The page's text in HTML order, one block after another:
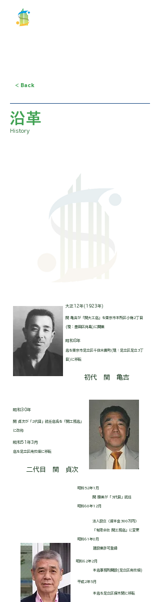
< Back
沿革
History
大正12年(1923年)
関 亀吉が「関大工店」を東京市本所区小梅2丁目
(現：墨田区向島)に開業
昭和8年
店を東京市足立区千住末廣町(現：足立区足立3丁
目)に移転
初代 関 亀吉
昭和30年
昭和51年3月
二代目 関 貞次
関 貞次が「2代目」就任店名を「関工務店」
に改称
店を足立区南花畑に移転
昭和52年1月
関 勝美が「3代目」就任
昭和60年12月
法人設立（資本金300万円）
「有限会社 関工務店」に変更
昭和61年8月
昭和62年2月
平成2年5月
本店を足立区保木間に移転
本店事務所開設(足立区南花畑)
建設業許可登録